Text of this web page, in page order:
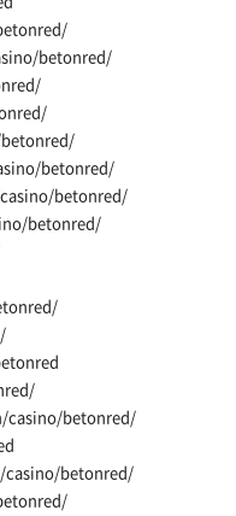
betonred/
betonred/
betonred/
betonred/
casino/betonred/
betonred/